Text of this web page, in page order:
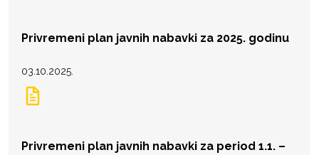
Privremeni plan javnih nabavki za 2025. godinu
03.10.2025.
Privremeni plan javnih nabavki za period 1.1. –